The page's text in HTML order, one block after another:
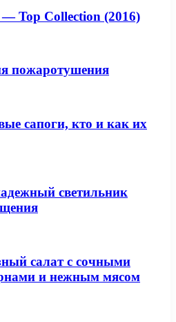
Top Collection (2016)
пожаротушения
сапоги, кто и как их
светильник
салат с сочными
и нежным мясом